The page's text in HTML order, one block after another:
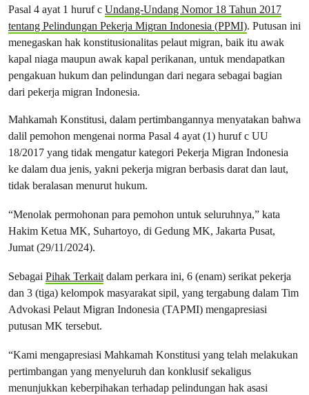
Pasal 4 ayat 1 huruf c Undang-Undang Nomor 18 Tahun 2017
tentang Pelindungan Pekerja Migran Indonesia (PPMI). Putusan ini
menegaskan hak konstitusionalitas pelaut migran, baik itu awak
kapal niaga maupun awak kapal perikanan, untuk mendapatkan
pengakuan hukum dan pelindungan dari negara sebagai bagian
dari pekerja migran Indonesia.
Mahkamah Konstitusi, dalam pertimbangannya menyatakan bahwa
dalil pemohon mengenai norma Pasal 4 ayat (1) huruf c UU
18/2017 yang tidak mengatur kategori Pekerja Migran Indonesia
ke dalam dua jenis, yakni pekerja migran berbasis darat dan laut,
tidak beralasan menurut hukum.
“Menolak permohonan para pemohon untuk seluruhnya,” kata
Hakim Ketua MK, Suhartoyo, di Gedung MK, Jakarta Pusat,
Jumat (29/11/2024).
Sebagai Pihak Terkaitdalam perkara ini, 6 (enam) serikat pekerja
dan 3 (tiga) kelompok masyarakat sipil, yang tergabung dalam Tim
Advokasi Pelaut Migran Indonesia (TAPMI) mengapresiasi
putusan MK tersebut.
“Kami mengapresiasi Mahkamah Konstitusi yang telah melakukan
pertimbangan yang menyeluruh dan konklusif sekaligus
menunjukkan keberpihakan terhadap pelindungan hak asasi